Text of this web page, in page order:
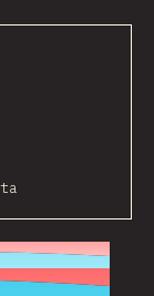
2020 2021